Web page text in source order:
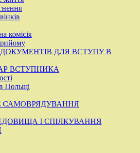
комісія
ДОКУМЕНТІВ ДЛЯ ВСТУПУ В
ВСТУПНИКА
Польщі
САМОВРЯДУВАННЯ
І СПІЛКУВАННЯ